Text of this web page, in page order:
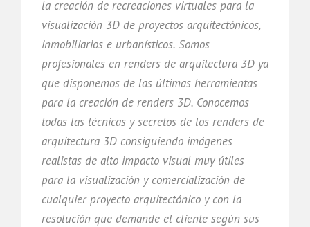
la creación de recreaciones virtuales para la
visualización 3D de proyectos arquitectónicos,
inmobiliarios e urbanísticos. Somos
profesionales en renders de arquitectura 3D ya
que disponemos de las últimas herramientas
para la creación de renders 3D. Conocemos
todas las técnicas y secretos de los renders de
arquitectura 3D consiguiendo imágenes
realistas de alto impacto visual muy útiles
para la visualización y comercialización de
cualquier proyecto arquitectónico y con la
resolución que demande el cliente según sus